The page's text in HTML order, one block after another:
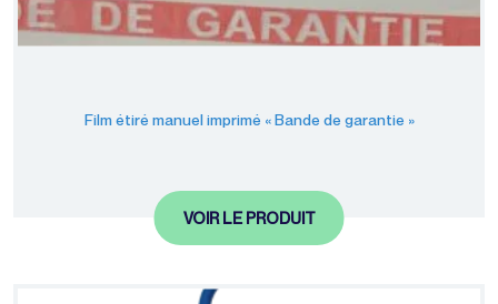
Film étiré manuel imprimé « Bande de garantie »
VOIR LE PRODUIT